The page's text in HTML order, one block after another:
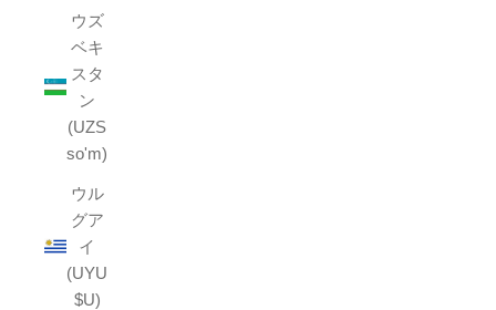
ウズ
ベキ
スタ
ン
(UZS
so'm)
ウル
グア
イ
(UYU
$U)